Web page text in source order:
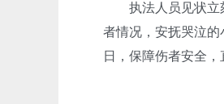
执法人员见状立刻
者情况，安抚哭泣
日，保障伤者安全